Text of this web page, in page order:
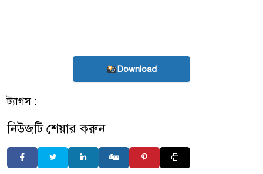
Download
ট্যাগস :
নিউজটি শেয়ার করুন